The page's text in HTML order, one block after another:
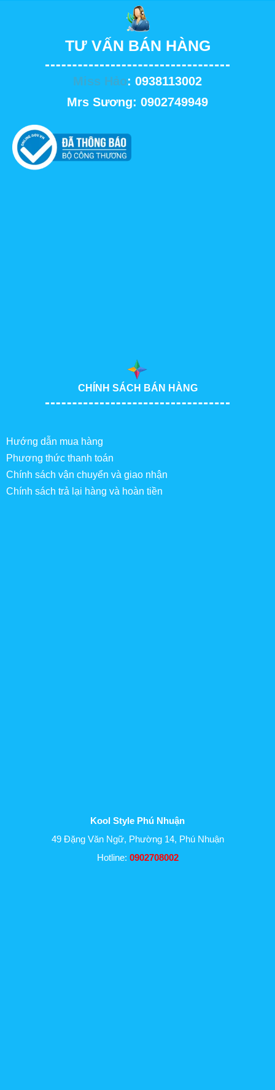
TƯ VẤN BÁN HÀNG
Miss Hảo: 0938113002
Mrs Sương: 0902749949
CHÍNH SÁCH BÁN HÀNG
Hướng dẫn mua hàng
Phương thức thanh toán
Chính sách vận chuyển và giao nhận
Chính sách trả lại hàng và hoàn tiền
Kool Style Phú Nhuận
49 Đặng Văn Ngữ, Phường 14, Phú Nhuận
Hotline: 0902708002